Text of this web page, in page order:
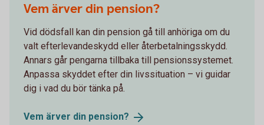
Vem ärver din pension?
Vid dödsfall kan din pension gå till anhöriga om du
valt efterlevandeskydd eller återbetalningsskydd.
Annars går pengarna tillbaka till pensionssystemet.
Anpassa skyddet efter din livssituation – vi guidar
dig i vad du bör tänka på.
Vem ärver din pension?